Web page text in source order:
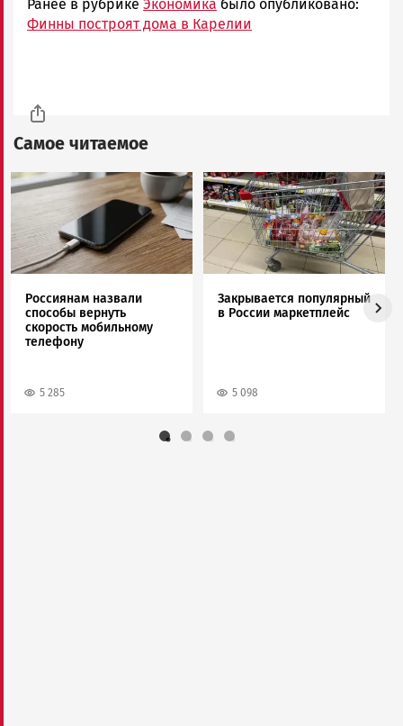
Ранее в рубрике Экономика было опубликовано:
Финны построят дома в Карелии
Самое читаемое
Image
Россиянам назвали
способы вернуть
скорость мобильному
телефону
5 285
Image
Закрывается популярный
в России маркетплейс
5 098